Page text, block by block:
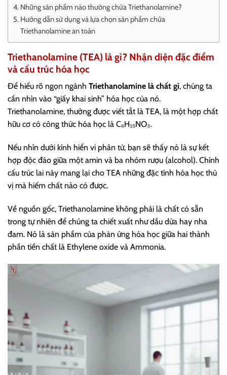
Những sản phẩm nào thường chứa Triethanolamine?
Hướng dẫn sử dụng và lựa chọn sản phẩm chứa
Triethanolamine an toàn
Triethanolamine (TEA) là gì? Nhận diện đặc điểm
và cấu trúc hóa học
Để hiểu rõ ngọn ngành Triethanolamine là chất gì, chúng ta
cần nhìn vào “giấy khai sinh” hóa học của nó.
Triethanolamine, thường được viết tắt là TEA, là một hợp chất
hữu cơ có công thức hóa học là C₆H₁₅NO₃.
Nếu nhìn dưới kính hiển vi phân tử, bạn sẽ thấy nó là sự kết
hợp độc đáo giữa một amin và ba nhóm rượu (alcohol). Chính
cấu trúc lai này mang lại cho TEA những đặc tính hóa học thú
vị mà hiếm chất nào có được.
Về nguồn gốc, Triethanolamine không phải là chất có sẵn
trong tự nhiên để chúng ta chiết xuất như dầu dừa hay nha
đam. Nó là sản phẩm của phản ứng hóa học giữa hai thành
phần tiền chất là Ethylene oxide và Ammonia.